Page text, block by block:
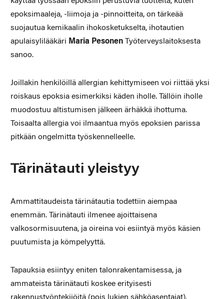
epoksimaaleja, -liimoja ja -pinnoitteita, on tärkeää
suojautua kemikaalin ihokosketukselta, ihotautien
apulaisylilääkäri Maria PesonenTyöterveyslaitoksesta
sanoo.
Joillakin henkilöillä allergian kehittymiseen voi riittää yksi
roiskaus epoksia esimerkiksi käden iholle. Tällöin iholle
muodostuu altistumisen jälkeen ärhäkkä ihottuma.
Toisaalta allergia voi ilmaantua myös epoksien parissa
pitkään ongelmitta työskennelleelle.
Tärinätauti yleistyy
Ammattitaudeista tärinätautia todettiin aiempaa
enemmän. Tärinätauti ilmenee ajoittaisena
valkosormisuutena, ja oireina voi esiintyä myös käsien
puutumista ja kömpelyyttä.
Tapauksia esiintyy eniten talonrakentamisessa, ja
ammateista tärinätauti koskee erityisesti
rakennustyöntekijöitä (pois lukien sähköasentajat),